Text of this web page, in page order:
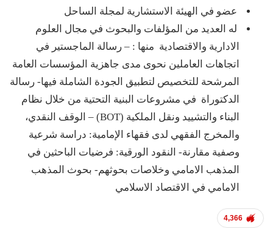
عضو في الهيئة الاستشارية لمجلة الساحل
له العديد من المؤلفات والبحوث في مجال العلوم
الادارية والاقتصادية منها : – رسالة الماجستير في
اتجاهات العاملين نحوى مدى جاهزية المؤسسات العامة
المرشحة للتخصيص لتطبيق الجودة الشاملة فيها- رسالة
الدكتوراة في مشروعات البنية التحتية من خلال نظام
البناء والتشييد ونقل الملكية (BOT) – الوقف النقدي،
والمخرج الفقهي لدى فقهاء الإمامية: دراسة شرعية
وصفية مقارنة- النقود الورقية: فرضيات الباحثين في
المذهب الامامي وخلاصات بحوثهم- بحوث المذهب
الامامي في الاقتصاد الاسلامي
4,366